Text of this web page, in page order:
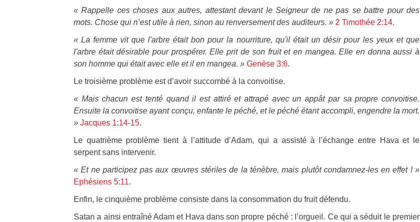
« Rappelle ces choses aux autres, attestant devant le Seigneur de ne pas se battre pour des
mots. Chose qui n’est utile à rien, sinon au renversement des auditeurs. » 2 Timothée 2:14.
« La femme vit que l'arbre était bon pour la nourriture, qu'il était un désir pour les yeux et que
l'arbre était désirable pour prospérer. Elle prit de son fruit et en mangea. Elle en donna aussi à
son homme qui était avec elle et il en mangea. » Genèse 3:6.
Le troisième problème est d’avoir succombé à la convoitise.
« Mais chacun est tenté quand il est attiré et attrapé avec un appât par sa propre convoitise.
Ensuite la convoitise ayant conçu, enfante le péché, et le péché étant accompli, engendre la mort.
» Jacques 1:14-15.
Le quatrième problème tient à l’attitude d’Adam, qui a assisté à l’échange entre Hava et le
serpent sans intervenir.
« Et ne participez pas aux œuvres stériles de la ténèbre, mais plutôt condamnez-les en effet ! »
Ephésiens 5:11.
Enfin, le cinquième problème consiste dans la consommation du fruit défendu.
Satan a ainsi entraîné Adam et Hava dans son propre péché : l’orgueil. Ce qui a séduit le premier